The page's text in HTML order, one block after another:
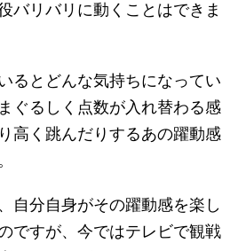
バリバリに動くことはできま
るとどんな気持ちになってい
ぐるしく点数が入れ替わる感
高く跳んだりするあの躍動感
自分自身がその躍動感を楽し
ですが、今ではテレビで観戦